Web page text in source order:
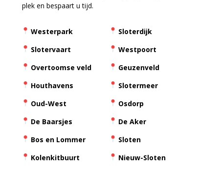
plek en bespaart u tijd.
Westerpark
Slotervaart
Overtoomse veld
Houthavens
Oud-West
De Baarsjes
Bos en Lommer
Kolenkitbuurt
Sloterdijk
Westpoort
Geuzenveld
Slotermeer
Osdorp
De Aker
Sloten
Nieuw-Sloten